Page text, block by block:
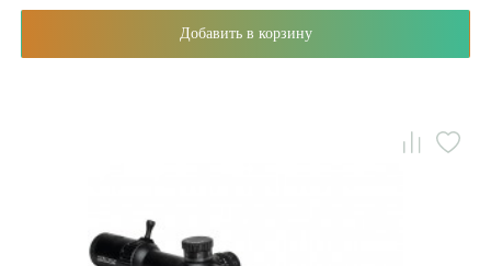
Добавить в корзину